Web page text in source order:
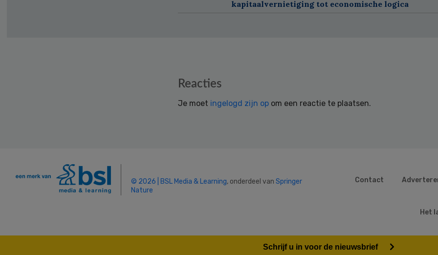
kapitaalvernietiging tot economische logica
Reacties
Je moet ingelogd zijn op om een reactie te plaatsen.
© 2026 | BSL Media & Learning, onderdeel van Springer
Nature
Contact
Het
Schrijf u in voor de nieuwsbrief